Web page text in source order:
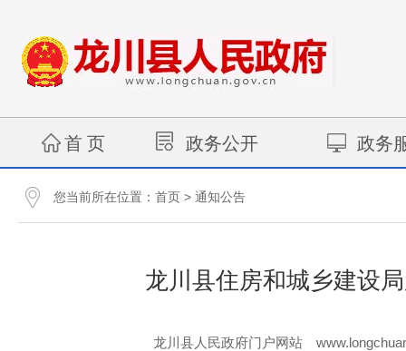
首 页 政务公开 政务
您当前所在位置： 首页 > 通知公告
龙川县住房和城乡建设
龙川县人民政府门户网站